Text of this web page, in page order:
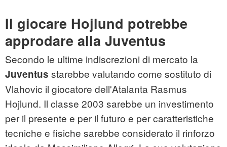
Il giocare Hojlund potrebbe
approdare alla Juventus
Secondo le ultime indiscrezioni di mercato la
Juventus starebbe valutando come sostituto di
Vlahovic il giocatore dell'Atalanta Rasmus
Hojlund. Il classe 2003 sarebbe un investimento
per il presente e per il futuro e per caratteristiche
tecniche e fisiche sarebbe considerato il rinforzo